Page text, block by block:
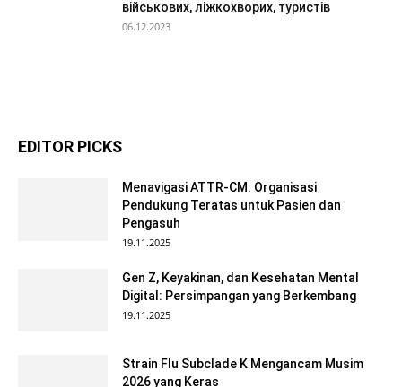
військових, ліжкохворих, туристів
06.12.2023
EDITOR PICKS
Menavigasi ATTR-CM: Organisasi
Pendukung Teratas untuk Pasien dan
Pengasuh
19.11.2025
Gen Z, Keyakinan, dan Kesehatan Mental
Digital: Persimpangan yang Berkembang
19.11.2025
Strain Flu Subclade K Mengancam Musim
2026 yang Keras